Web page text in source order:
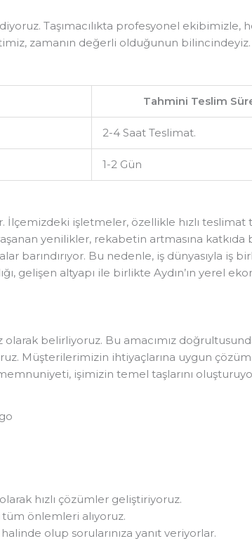
Taşımacılıkta profesyonel ekibimizle,
zamanın değerli olduğunun
Tahmini Teslim
2-4 Saat Teslimat.
1-2 Gün
İlçemizdeki işletmeler, özellikle hızlı
yenilikler, rekabetin artmasına katkıda
barındırıyor. Bu nedenle, iş dünyasıyla iş
gelişen altyapı ile birlikte Aydın’ın yerel
belirliyoruz. Bu amacımız
Müşterilerimizin ihtiyaçlarına uygun
işimizin temel taşlarını
hızlı çözümler geliştiriyoruz.
önlemleri alıyoruz.
olup sorularınıza yanıt veriyorlar.